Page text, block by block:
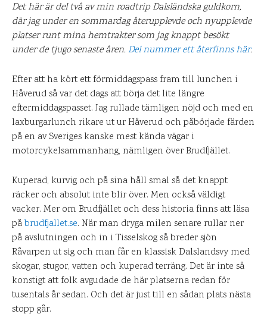
Det här är del två av min roadtrip Dalsländska guldkorn,
där jag under en sommardag återupplevde och nyupplevde
platser runt mina hemtrakter som jag knappt besökt
under de tjugo senaste åren.Del nummer ett återfinns här.
Efter att ha kört ett förmiddagspass fram till lunchen i
Håverud så var det dags att börja det lite längre
eftermiddagspasset. Jag rullade tämligen nöjd och med en
laxburgarlunch rikare ut ur Håverud och påbörjade färden
på en av Sveriges kanske mest kända vägar i
motorcykelsammanhang, nämligen över Brudfjället.
Kuperad, kurvig och på sina håll smal så det knappt
räcker och absolut inte blir över. Men också väldigt
vacker. Mer om Brudfjället och dess historia finns att läsa
påbrudfjallet.se. När man dryga milen senare rullar ner
på avslutningen och in i Tisselskog så breder sjön
Råvarpen ut sig och man får en klassisk Dalslandsvy med
skogar, stugor, vatten och kuperad terräng. Det är inte så
konstigt att folk avgudade de här platserna redan för
tusentals år sedan. Och det är just till en sådan plats nästa
stopp går.